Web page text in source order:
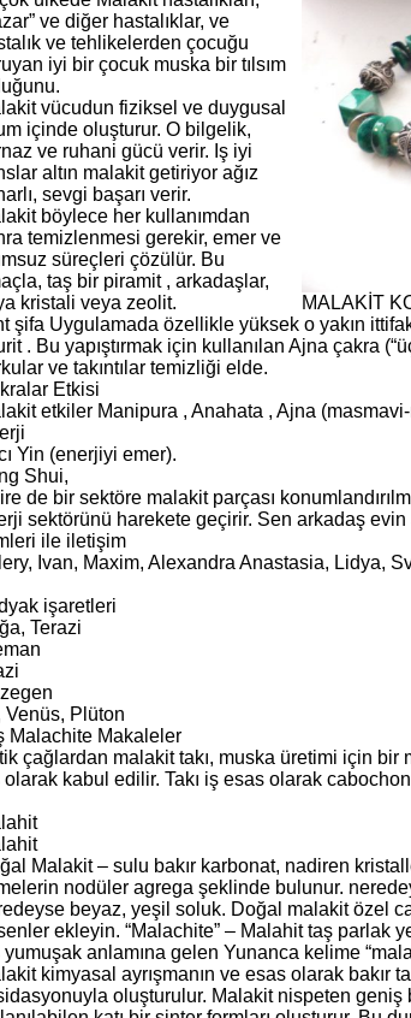
MALAKİT
ve diğer hastalıklar, ve
ve tehlikelerden çocuğu
iyi bir çocuk muska bir tılsım
vücudun fiziksel ve duygusal
içinde oluşturur. O bilgelik,
ve ruhani gücü verir. Iş iyi
altın malakit getiriyor ağız
sevgi başarı verir.
böylece her kullanımdan
temizlenmesi gerekir, emer ve
süreçleri çözülür. Bu
taş bir piramit , arkadaşlar,
kristali veya zeolit.
şifa Uygulamada özellikle yüksek o yakın
. Bu yapıştırmak için kullanılan Ajna çakra
ve takıntılar temizliği elde.
Etkisi
etkiler Manipura , Anahata , Ajna
Yin (enerjiyi emer).
Shui,
de bir sektöre malakit parçası
sektörünü harekete geçirir. Sen arkadaş evin
ile iletişim
Ivan, Maxim, Alexandra Anastasia, Lidya,
işaretleri
Terazi
Venüs, Plüton
Malachite Makaleler
çağlardan malakit takı, muska üretimi için
olarak kabul edilir. Takı iş esas olarak
Malakit – sulu bakır karbonat, nadiren
nodüler agrega şeklinde bulunur.
beyaz, yeşil soluk. Doğal malakit özel
ekleyin. “Malachite” – Malahit taş parlak
yumuşak anlamına gelen Yunanca kelime
kimyasal ayrışmanın ve esas olarak bakır
oluşturulur. Malakit nispeten geniş